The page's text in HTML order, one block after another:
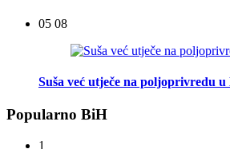
05 08
Suša već utječe na poljoprivredu
Popularno BiH
1